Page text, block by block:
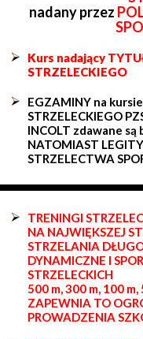
nadany przez
Kurs nadający
STRZELECKIEGO
EGZAMINY na
STRZELECKIEGO
INCOLT zdawane
NATOMIAST
STRZELECTWA
TRENINGI
NA NAJWIĘKSZEJ
STRZELANIA
DYNAMICZNE I
STRZELECKICH
500 m, 300 m, 100 m,
ZAPEWNIA TO
PROWADZENIA